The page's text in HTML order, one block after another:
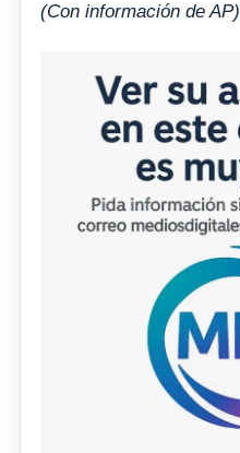
(Con información de AP)